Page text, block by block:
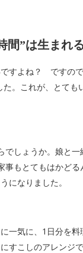
間”は生まれる
すよね？ ですの
。これが、とても
でしょうか。娘と一
もとてもはかどる
になりました。
一気に、1日分を料
すこしのアレンジ